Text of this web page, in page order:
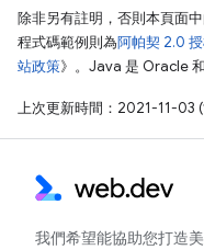
除非另有註明，否則本頁面
程式碼範例則為阿帕契 2.0
站政策》。Java 是 Oracle
上次更新時間：2021-11-03 (
我們希望能協助您打造